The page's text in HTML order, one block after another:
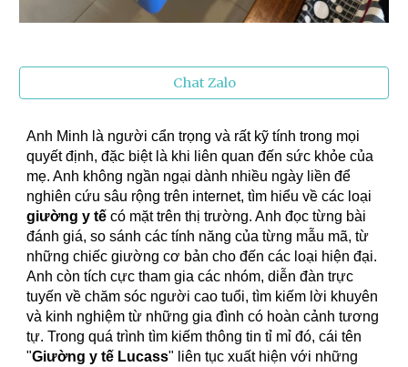
Chat Zalo
Anh Minh là người cẩn trọng và rất kỹ tính trong mọi
quyết định, đặc biệt là khi liên quan đến sức khỏe của
mẹ. Anh không ngần ngại dành nhiều ngày liền để
nghiên cứu sâu rộng trên internet, tìm hiểu về các loại
giường y tế có mặt trên thị trường. Anh đọc từng bài
đánh giá, so sánh các tính năng của từng mẫu mã, từ
những chiếc giường cơ bản cho đến các loại hiện đại.
Anh còn tích cực tham gia các nhóm, diễn đàn trực
tuyến về chăm sóc người cao tuổi, tìm kiếm lời khuyên
và kinh nghiệm từ những gia đình có hoàn cảnh tương
tự. Trong quá trình tìm kiếm thông tin tỉ mỉ đó, cái tên
"Giường y tế Lucass" liên tục xuất hiện với những